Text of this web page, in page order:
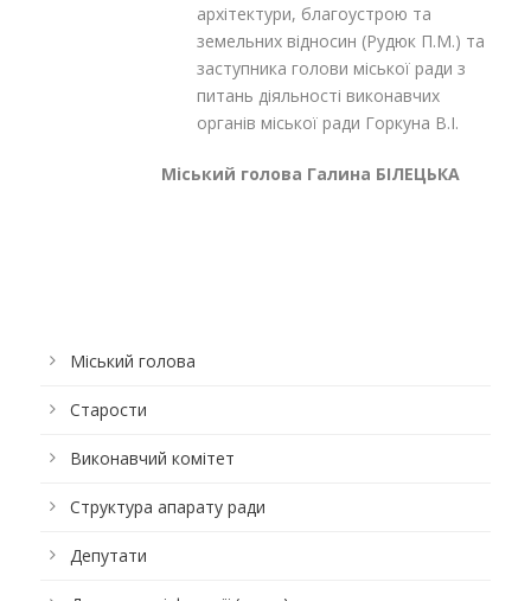
архітектури, благоустрою та
земельних відносин (Рудюк П.М.) та
заступника голови міської ради з
питань діяльності виконавчих
органів міської ради Горкуна В.І.
Міський голова Галина БІЛЕЦЬКА
Міський голова
Старости
Виконавчий комітет
Структура апарату ради
Депутати